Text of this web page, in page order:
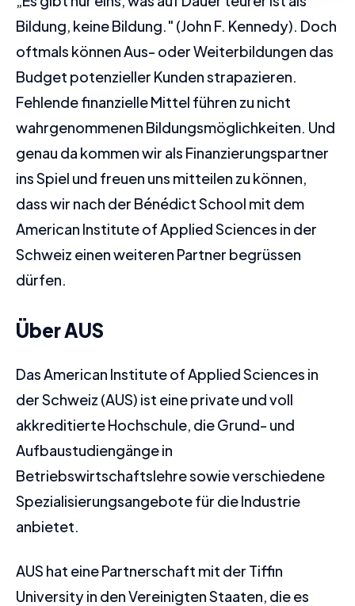
Bildung, keine Bildung." (John F. Kennedy). Doch
oftmals können Aus- oder Weiterbildungen das
Budget potenzieller Kunden strapazieren.
Fehlende finanzielle Mittel führen zu nicht
wahrgenommenen Bildungsmöglichkeiten. Und
genau da kommen wir als Finanzierungspartner
ins Spiel und freuen uns mitteilen zu können,
dass wir nach der Bénédict School mit dem
American Institute of Applied Sciences in der
Schweiz einen weiteren Partner begrüssen
dürfen.
Über AUS
Das American Institute of Applied Sciences in
der Schweiz (AUS) ist eine private und voll
akkreditierte Hochschule, die Grund- und
Aufbaustudiengänge in
Betriebswirtschaftslehre sowie verschiedene
Spezialisierungsangebote für die Industrie
anbietet.
AUS hat eine Partnerschaft mit der Tiffin
University in den Vereinigten Staaten, die es